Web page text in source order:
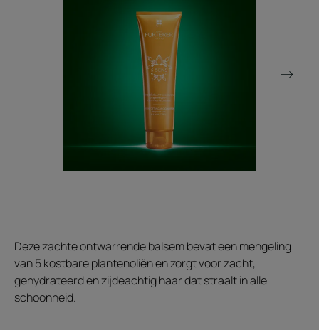
Deze zachte ontwarrende balsem bevat een mengeling
van 5 kostbare plantenoliën en zorgt voor zacht,
gehydrateerd en zijdeachtig haar dat straalt in alle
schoonheid.